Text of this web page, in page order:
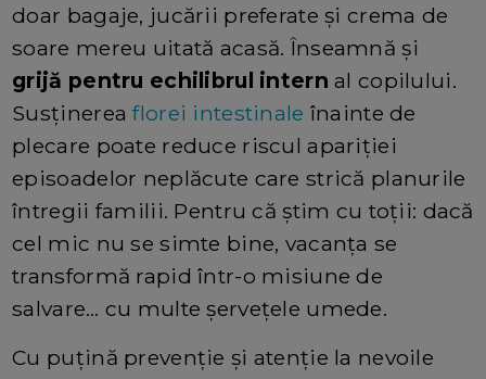
doar bagaje, jucării preferate și crema de
soare mereu uitată acasă. Înseamnă și
grijă pentru echilibrul intern al copilului.
Susținereaflorei intestinale înainte de
plecare poate reduce riscul apariției
episoadelor neplăcute care strică planurile
întregii familii. Pentru că știm cu toții: dacă
cel mic nu se simte bine, vacanța se
transformă rapid într-o misiune de
salvare… cu multe șervețele umede.
Cu puțină prevenție și atenție la nevoile